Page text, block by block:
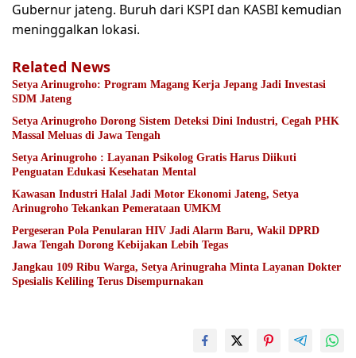
Gubernur jateng. Buruh dari KSPI dan KASBI kemudian
meninggalkan lokasi.
Related News
Setya Arinugroho: Program Magang Kerja Jepang Jadi Investasi
SDM Jateng
Setya Arinugroho Dorong Sistem Deteksi Dini Industri, Cegah PHK
Massal Meluas di Jawa Tengah
Setya Arinugroho : Layanan Psikolog Gratis Harus Diikuti
Penguatan Edukasi Kesehatan Mental
Kawasan Industri Halal Jadi Motor Ekonomi Jateng, Setya
Arinugroho Tekankan Pemerataan UMKM
Pergeseran Pola Penularan HIV Jadi Alarm Baru, Wakil DPRD
Jawa Tengah Dorong Kebijakan Lebih Tegas
Jangkau 109 Ribu Warga, Setya Arinugraha Minta Layanan Dokter
Spesialis Keliling Terus Disempurnakan